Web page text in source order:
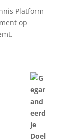
Platform
op